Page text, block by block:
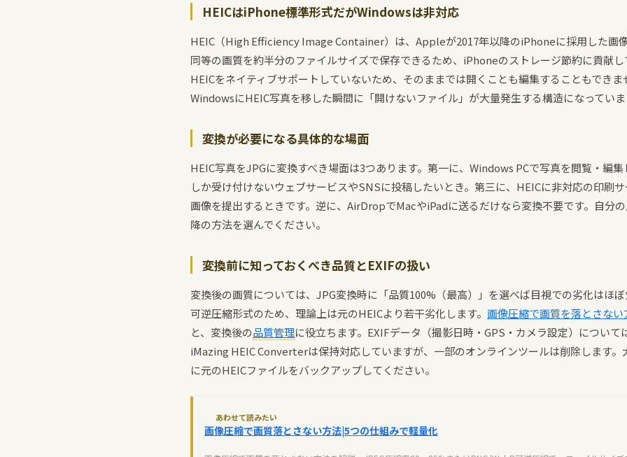
HEICはiPhone標準形式だがWindowsは非対応
HEIC（High Efficiency Image Container）は、Appleが2017年以降のiPhoneに採用した画
同等の画質を約半分のファイルサイズで保存できるため、iPhoneのストレージ節約に貢献
HEICをネイティブサポートしていないため、そのままでは開くことも編集することもでき
WindowsにHEIC写真を移した瞬間に「開けないファイル」が大量発生する構造になっていま
変換が必要になる具体的な場面
HEIC写真をJPGに変換すべき場面は3つあります。第一に、Windows PCで写真を閲覧・編
しか受け付けないウェブサービスやSNSに投稿したいとき。第三に、HEICに非対応の印刷
画像を提出するときです。逆に、AirDropでMacやiPadに送るだけなら変換不要です。自分
降の方法を選んでください。
変換前に知っておくべき品質とEXIFの扱い
変換後の画質については、JPG変換時に「品質100%（最高）」を選べば目視での劣化はほ
可逆圧縮形式のため、理論上は元のHEICより若干劣化します。 画像圧縮で画質を落とさない
と、変換後の品質管理に役立ちます。EXIFデータ（撮影日時・GPS・カメラ設定）について
iMazing HEIC Converterは保持対応していますが、一部のオンラインツールは削除します。
に元のHEICファイルをバックアップしてください。
あわせて読みたい
画像圧縮で画質落とさない方法|5つの仕組みで軽量化